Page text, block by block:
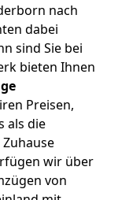
nach
dabei
sind Sie bei
bieten Ihnen
Preisen,
als die
wir über
von